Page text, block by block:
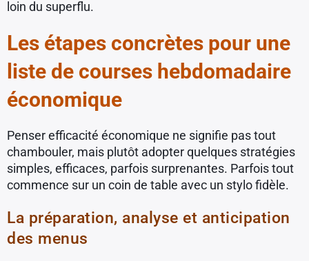
loin du superflu.
Les étapes concrètes pour une
liste de courses hebdomadaire
économique
Penser efficacité économique ne signifie pas tout
chambouler, mais plutôt adopter quelques stratégies
simples, efficaces, parfois surprenantes. Parfois tout
commence sur un coin de table avec un stylo fidèle.
La préparation, analyse et anticipation
des menus